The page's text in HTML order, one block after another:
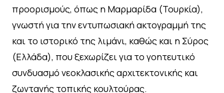
προορισμούς, όπως η Μαρμαρίδα (Τουρκία),
γνωστή για την εντυπωσιακή ακτογραμμή της
και το ιστορικό της λιμάνι, καθώς και η Σύρος
(Ελλάδα), που ξεχωρίζει για το γοητευτικό
συνδυασμό νεοκλασικής αρχιτεκτονικής και
ζωντανής τοπικής κουλτούρας.